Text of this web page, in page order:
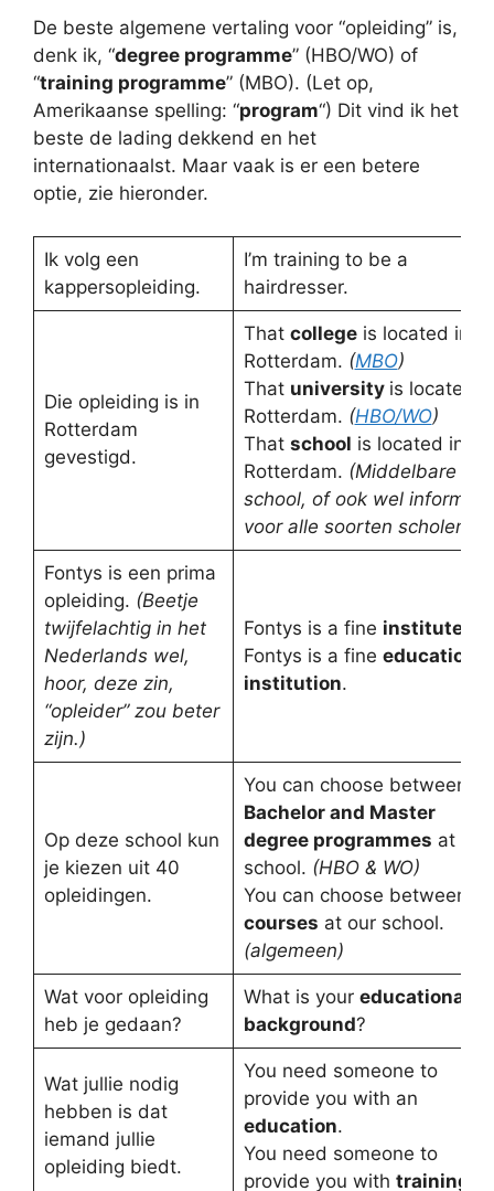
De beste algemene vertaling voor “opleiding” is,
denk ik, “degree programme” (HBO/WO) of
“training programme” (MBO). (Let op,
Amerikaanse spelling: “program“) Dit vind ik het
beste de lading dekkend en het
internationaalst. Maar vaak is er een betere
optie, zie hieronder.
Ik volg een
kappersopleiding.
I’m training to be a
hairdresser.
Die opleiding is in
Rotterdam
gevestigd.
That collegeis located in
Rotterdam. (MBO)
That university is located
Rotterdam. (HBO/WO)
That school is located in
Rotterdam. (Middelbare
school, of ook wel informeel
voor alle soorten scholen.)
Fontys is een prima
opleiding. (Beetje
twijfelachtig in het
Nederlands wel,
hoor, deze zin,
“opleider” zou beter
zijn.)
Fontys is a fine institute
Fontys is a fine educational
institution.
Op deze school kun
je kiezen uit 40
opleidingen.
You can choose between
Bachelor and Master
degree programmes at our
school. (HBO & WO)
You can choose between
courses at our school.
(algemeen)
Wat voor opleiding
heb je gedaan?
What is your educational
background?
Wat jullie nodig
hebben is dat
iemand jullie
opleiding biedt.
You need someone to
provide you with an
education.
You need someone to
provide you with training